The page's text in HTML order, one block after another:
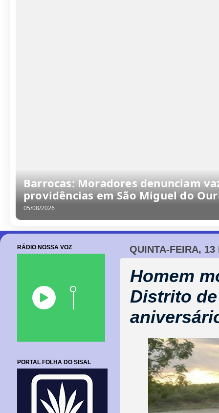
Barrocas: Moradores denunciam
providências em São Miguel do
05/08/2026
QUINTA-FEIRA, 13
Homem
Distrito
RÁDIO NOSSA VOZ
PORTAL FOLHA DO SISAL